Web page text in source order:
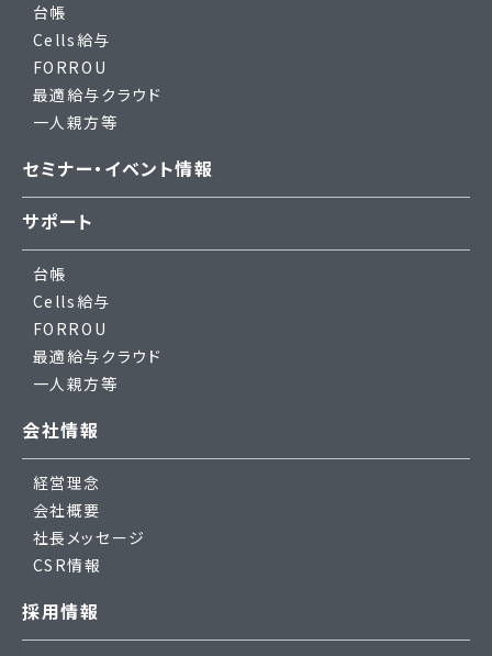
台帳
Cells給与
FORROU
最適給与クラウド
一人親方等
セミナー・イベント情報
サポート
台帳
Cells給与
FORROU
最適給与クラウド
一人親方等
会社情報
経営理念
会社概要
社長メッセージ
CSR情報
採用情報